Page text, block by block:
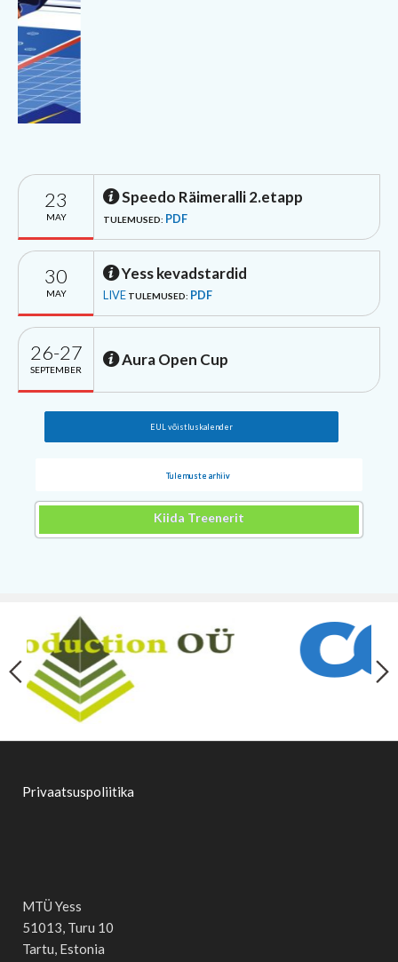
23
MAY
Speedo Räimeralli 2.etapp
TULEMUSED: PDF
30
MAY
Yess kevadstardid
LIVE TULEMUSED: PDF
26-27
SEPTEMBER
Aura Open Cup
EUL võistluskalender
Tulemuste arhiiv
Kiida Treenerit
Privaatsuspoliitika
MTÜ Yess
51013, Turu 10
Tartu, Estonia